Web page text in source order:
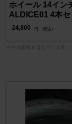
ホイール 14イン
ALDICE01 4本
24,800 円 （税込）